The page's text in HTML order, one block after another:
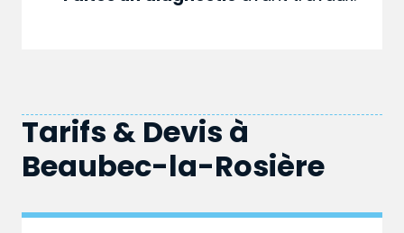
Tarifs & Devis à
Beaubec-la-Rosière